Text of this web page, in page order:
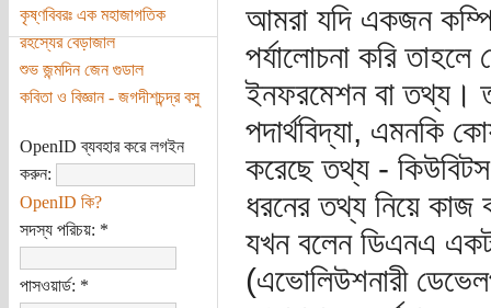
কৃষ্ণবিবরঃ এক মহাজাগতিক
রহস্যের বেড়াজাল
শুভ জন্মদিন জেন গুডাল
কবিতা ও বিজ্ঞান - জগদীশচন্দ্র বসু
OpenID ব্যবহার করে লগইন
করুন:
OpenID কি?
সদস্য পরিচয়: *
পাসওয়ার্ড: *
আমরা যদি একজন
পর্যালোচনা করি
ইনফরমেশন বা তথ্য।
পদার্থবিদ্যা, এমনকি
করেছে তথ্য -
ধরনের তথ্য নিয়ে কাজ
যখন বলেন ডিএনএ
(এভোলিউশনারী